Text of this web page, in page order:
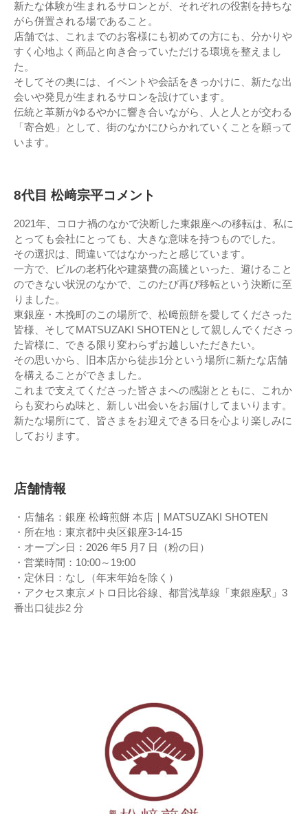
新たな体験が生まれるサロンとが、それぞれの役割を持ちな
がら併置される場であること。
店舗では、これまでのお客様にも初めての方にも、分かりや
すく心地よく商品と向き合っていただける環境を整えまし
た。
そしてその奥には、イベントや会話をきっかけに、新たな出
会いや発見が生まれるサロンを設けています。
伝統と革新がゆるやかに響き合いながら、人と人とが交わる
「寄合処」として、街のなかにひらかれていくことを願って
います。
8代目 松﨑宗平コメント
2021年、コロナ禍のなかで決断した東銀座への移転は、私に
とっても会社にとっても、大きな意味を持つものでした。
その選択は、間違いではなかったと感じています。
一方で、ビルの老朽化や建築費の高騰といった、避けること
のできない状況のなかで、このたび再び移転という決断に至
りました。
東銀座・木挽町のこの場所で、松﨑煎餅を愛してくださった
皆様、そしてMATSUZAKI SHOTENとして親しんでくださっ
た皆様に、できる限り変わらずお越しいただきたい。
その思いから、旧本店から徒歩1分という場所に新たな店舗
を構えることができました。
これまで支えてくださった皆さまへの感謝とともに、これか
らも変わらぬ味と、新しい出会いをお届けしてまいります。
新たな場所にて、皆さまをお迎えできる日を心より楽しみに
しております。
店舗情報
・店舗名：銀座 松﨑煎餅 本店｜MATSUZAKI SHOTEN
・所在地：東京都中央区銀座3-14-15
・オープン日：2026 年5 月7 日（粉の日）
・営業時間：10:00～19:00
・定休日：なし（年末年始を除く）
・アクセス東京メトロ日比谷線、都営浅草線「東銀座駅」3
番出口徒歩2 分